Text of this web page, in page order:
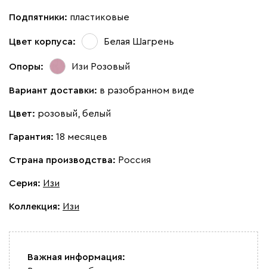
Подпятники: пластиковые
Цвет корпуса: Белая Шагрень
Опоры: Изи Розовый
Вариант доставки: в разобранном виде
Цвет: розовый, белый
Гарантия: 18 месяцев
Страна производства: Россия
Серия: Изи
Коллекция: Изи
Важная информация: